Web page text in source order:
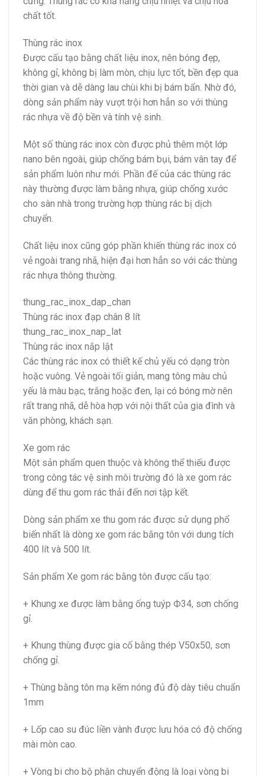
chất tốt.
Thùng rác inox
Được cấu tạo bằng chất liệu inox, nên bóng đẹp,
không gỉ, không bị làm mòn, chịu lực tốt, bền đẹp qua
thời gian và dễ dàng lau chùi khi bị bám bẩn. Nhờ đó,
dòng sản phẩm này vượt trội hơn hẳn so với thùng
rác nhựa về độ bền và tính vệ sinh.
Một số thùng rác inox còn được phủ thêm một lớp
nano bên ngoài, giúp chống bám bụi, bám vân tay để
sản phẩm luôn như mới. Phần đế của các thùng rác
này thường được làm bằng nhựa, giúp chống xước
cho sàn nhà trong trường hợp thùng rác bị dịch
chuyển.
Chất liệu inox cũng góp phần khiến thùng rác inox có
vẻ ngoài trang nhã, hiện đại hơn hẳn so với các thùng
rác nhựa thông thường.​
thung_rac_inox_dap_chan
Thùng rác inox đạp chân 8 lít
thung_rac_inox_nap_lat
Thùng rác inox nắp lật
Các thùng rác inox có thiết kế chủ yếu có dạng tròn
hoặc vuông. Vẻ ngoài tối giản, mang tông màu chủ
yếu là màu bạc, trắng hoặc đen, lại có bóng mờ nên
rất trang nhã, dễ hòa hợp với nội thất của gia đình và
văn phòng, khách sạn.
Xe gom rác
Một sản phẩm quen thuộc và không thể thiếu được
trong công tác vệ sinh môi trường đó là xe gom rác
dùng để thu gom rác thải đến nơi tập kết.
Dòng sản phẩm xe thu gom rác được sử dụng phổ
biến nhất là dòng xe gom rác bằng tôn với dung tích
400 lít và 500 lít.
Sản phẩm Xe gom rác bằng tôn được cấu tạo:
+ Khung xe được làm bằng ống tuýp Ф34, sơn chống
gỉ.
+ Khung thùng được gia cố bằng thép V50x50, sơn
chống gỉ.
+ Thùng bằng tôn mạ kẽm nóng đủ độ dày tiêu chuẩn
1mm
+ Lốp cao su đúc liền vành được lưu hóa có độ chống
mài mòn cao.
+ Vòng bi cho bộ phận chuyển động là loại vòng bi